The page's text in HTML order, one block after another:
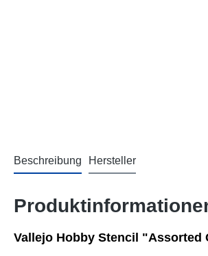
Beschreibung Hersteller
Vallejo Hobby Stencil "Assorted